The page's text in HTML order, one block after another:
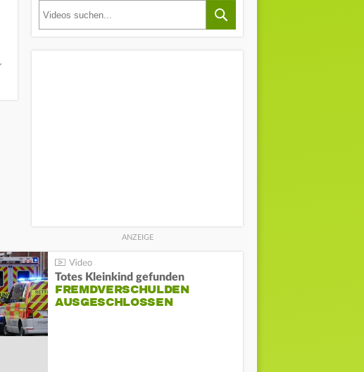
Totes Kleinkind gefunden
FREMDVERSCHULDEN
AUSGESCHLOSSEN